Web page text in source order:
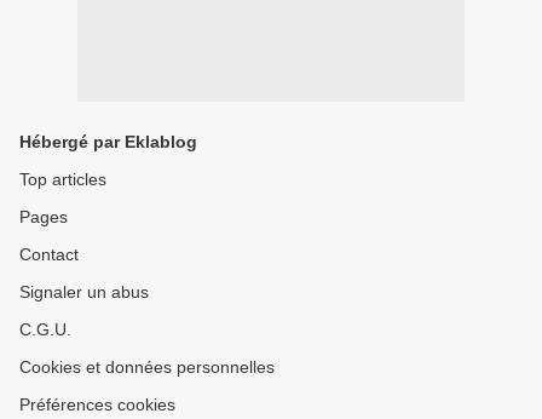
Hébergé par Eklablog
Top articles
Pages
Contact
Signaler un abus
C.G.U.
Cookies et données personnelles
Préférences cookies